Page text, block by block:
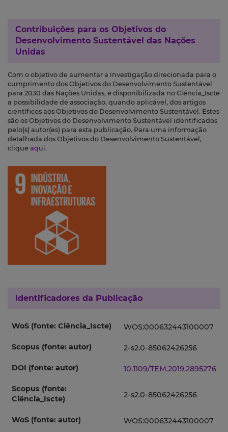
Contribuições para os Objetivos do
Desenvolvimento Sustentável das Nações
Unidas
Com o objetivo de aumentar a investigação direcionada para o
cumprimento dos Objetivos do Desenvolvimento Sustentável
para 2030 das Nações Unidas, é disponibilizada no Ciência_Iscte
a possibilidade de associação, quando aplicável, dos artigos
científicos aos Objetivos do Desenvolvimento Sustentável. Estes
são os Objetivos do Desenvolvimento Sustentável identificados
pelo(s) autor(es) para esta publicação. Para uma informação
detalhada dos Objetivos do Desenvolvimento Sustentável,
clique aqui.
Identificadores da Publicação
WoS (fonte: Ciência_Iscte) WOS:000632443100007
Scopus (fonte: autor) 2-s2.0-85062426256
DOI (fonte: autor) 10.1109/TEM.2019.2895276
Scopus (fonte:
Ciência_Iscte)
2-s2.0-85062426256
WoS (fonte: autor) WOS:000632443100007